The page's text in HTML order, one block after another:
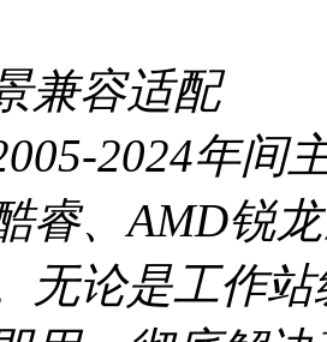
兼容适配
2024年间
睿、AMD锐
无论是工作